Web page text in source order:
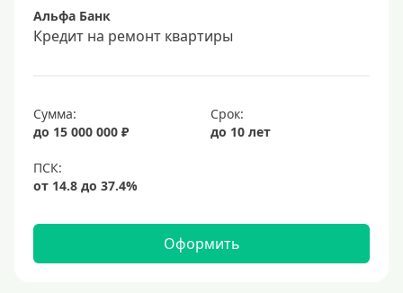
Альфа Банк
Кредит на ремонт квартиры
Сумма:
до 15 000 000 ₽
Срок:
до 10 лет
Оформить